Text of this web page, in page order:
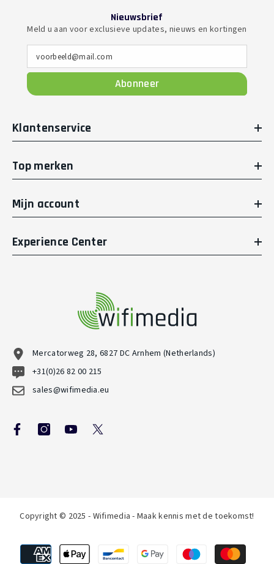
Nieuwsbrief
Meld u aan voor exclusieve updates, nieuws en kortingen
voorbeeld@mail.com
Abonneer
Klantenservice
Top merken
Mijn account
Experience Center
Mercatorweg 28, 6827 DC Arnhem (Netherlands)
+31(0)26 82 00 215
sales@wifimedia.eu
Copyright © 2025 - Wifimedia - Maak kennis met de toekomst!
Betaalmethoden